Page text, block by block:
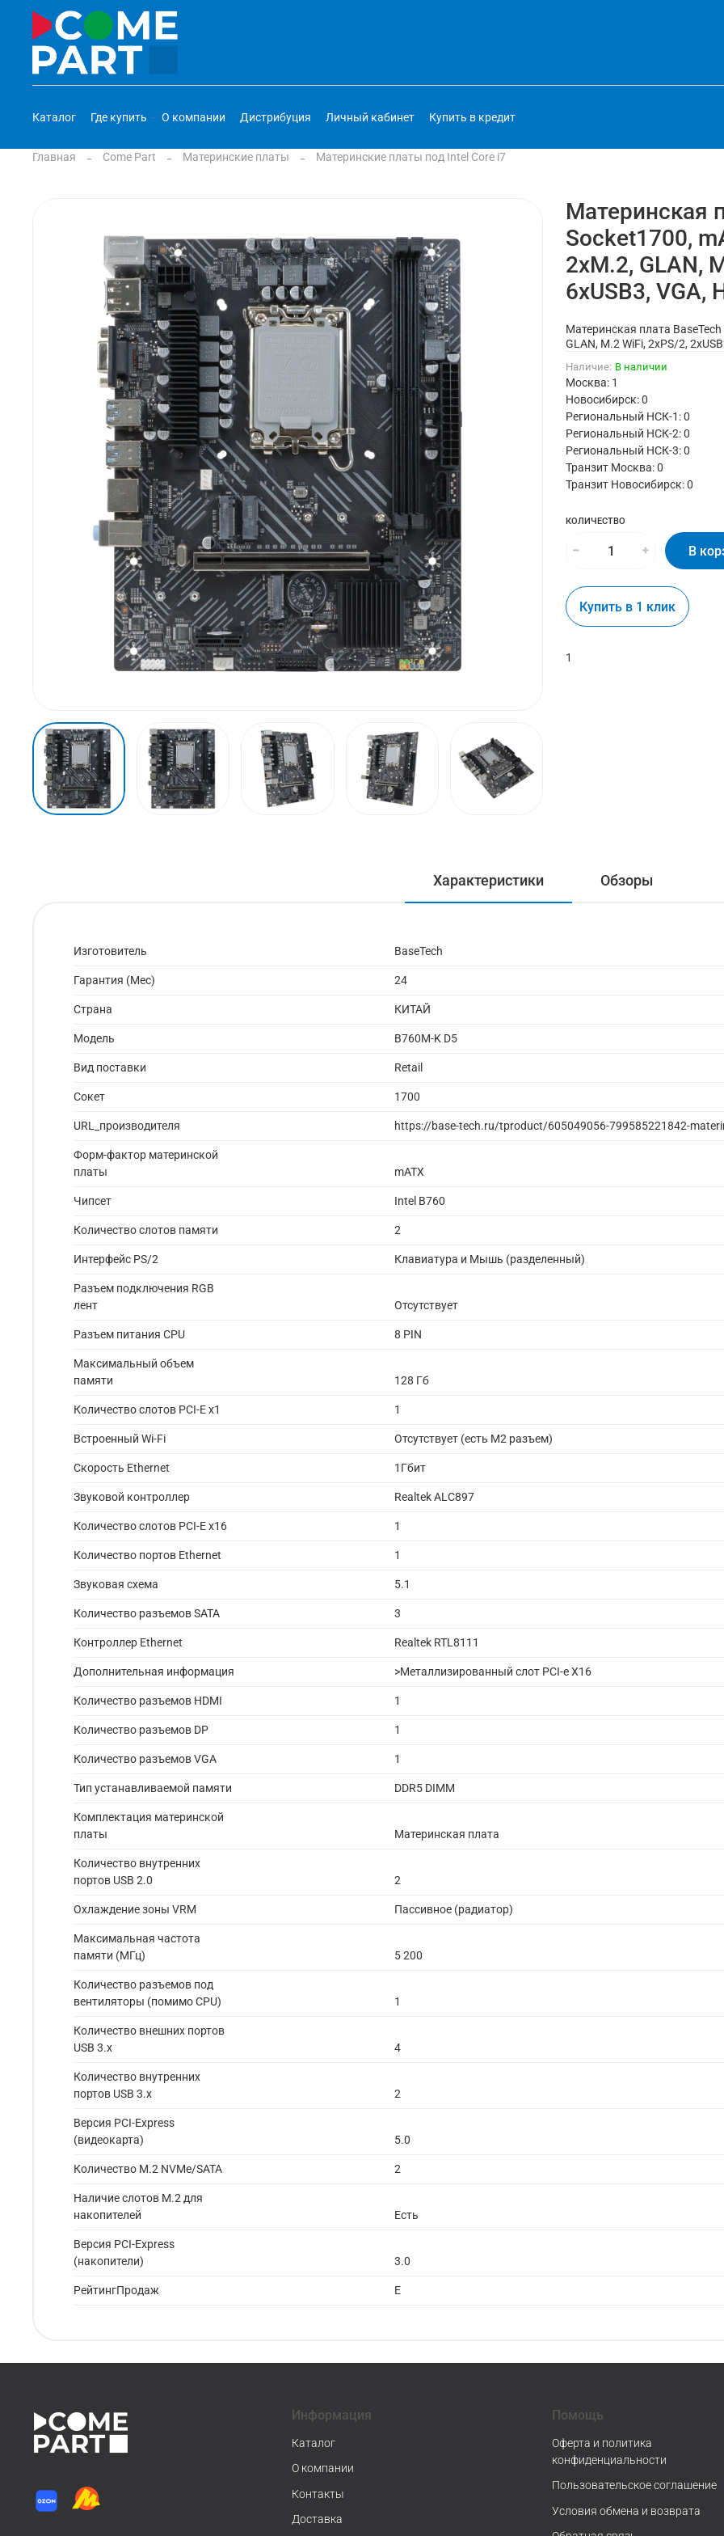
Каталог Где купить О компании Дистрибуция Личный кабинет Купить в кредит
Главная Come Part Материнские платы Материнские платы под Intel Core i7
Наличие: В наличии
Материнская
Socket1700,
2xM.2, GLAN,
6xUSB3, VGA,
Москва: 1
Новосибирск: 0
Региональный НСК-1: 0
Региональный НСК-2: 0
Региональный НСК-3: 0
Транзит Москва:0
Транзит Новосибирск:0
КОЛИЧЕСТВО
В
Купить в 1 клик
1
Материнская плата BaseTech
GLAN, M.2 WiFi, 2xPS/2,
Характеристики Обзоры
Изготовитель BaseTech
Гарантия (Мес) 24
Страна КИТАЙ
Модель B760M-K D5
Вид поставки Retail
Сокет 1700
URL_производителя https://base-tech.ru/tproduct/605049056-799585221842-
Форм-фактор материнской
платы
mATX
Чипсет Intel B760
Количество слотов памяти 2
Интерфейс PS/2 Клавиатура и Мышь (разделенный)
Разъем подключения RGB
лент
Отсутствует
Разъем питания CPU 8 PIN
Максимальный объем
памяти
128 Гб
Количество слотов PCI-E x1 1
Встроенный Wi-Fi Отсутствует (есть M2 разъем)
Скорость Ethernet 1Гбит
Звуковой контроллер Realtek ALC897
Количество слотов PCI-E x16 1
Количество портов Ethernet 1
Звуковая схема 5.1
Количество разъемов SATA 3
Контроллер Ethernet Realtek RTL8111
Дополнительная информация >Металлизированный слот PCI-e X16
Количество разъемов HDMI 1
Количество разъемов DP 1
Количество разъемов VGA 1
Тип устанавливаемой памяти DDR5 DIMM
Комплектация материнской
платы
Материнская плата
Количество внутренних
портов USB 2.0
2
Охлаждение зоны VRM Пассивное (радиатор)
Максимальная частота
памяти (МГц)
5 200
Количество разъемов под
вентиляторы (помимо CPU)
1
Количество внешних портов
USB 3.x
4
Количество внутренних
портов USB 3.х
2
Версия PCI-Express
(видеокарта)
5.0
Количество M.2 NVMe/SATA 2
Наличие слотов M.2 для
накопителей
Есть
Версия PCI-Express
(накопители)
3.0
РейтингПродаж E
Информация
Каталог
О компании
Контакты
Доставка
Помощь
Оферта и политика
конфиденциальности
Пользовательское соглашение
Условия обмена и возврата